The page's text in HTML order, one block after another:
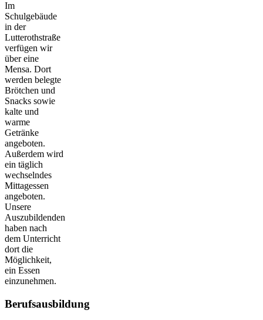
Im
Schulgebäude
in der
Lutterothstraße
verfügen wir
über eine
Mensa. Dort
werden belegte
Brötchen und
Snacks sowie
kalte und
warme
Getränke
angeboten.
Außerdem wird
ein täglich
wechselndes
Mittagessen
angeboten.
Unsere
Auszubildenden
haben nach
dem Unterricht
dort die
Möglichkeit,
ein Essen
einzunehmen.
Berufsausbildung